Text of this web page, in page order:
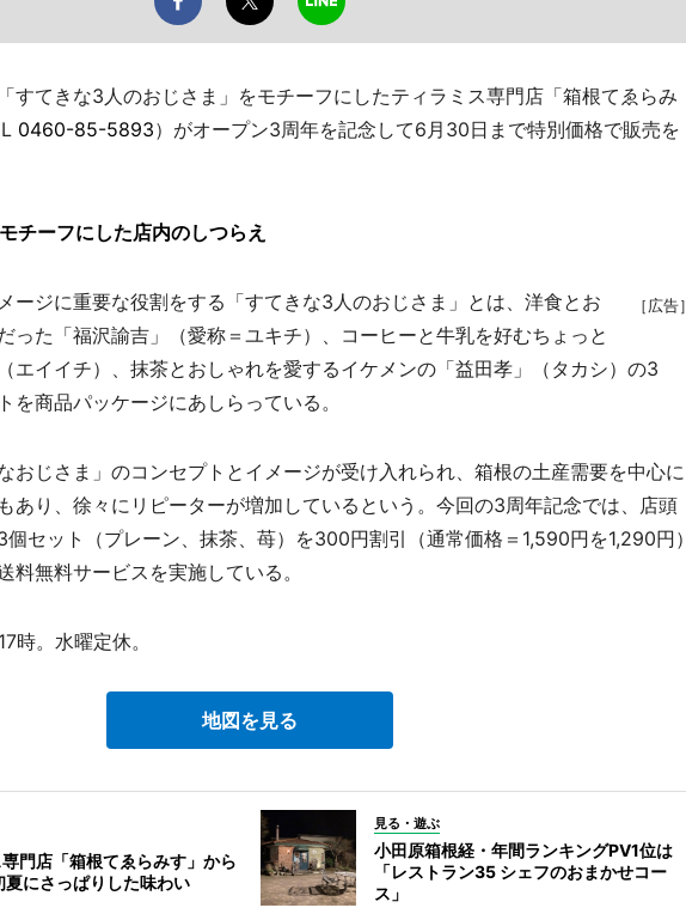
すてきな3人のおじさま」をモチーフにしたティラミス専門店「箱根てゑらみ
0460-85-5893）がオープン3周年を記念して6月30日まで特別価格で販売を
チーフにした店内のしつらえ
［広告］
ージに重要な役割をする「すてきな3人のおじさま」とは、洋食とお
った「福沢諭吉」（愛称＝ユキチ）、コーヒーと牛乳を好むちょっと
エイイチ）、抹茶とおしゃれを愛するイケメンの「益田孝」（タカシ）の3
を商品パッケージにあしらっている。
おじさま」のコンセプトとイメージが受け入れられ、箱根の土産需要を中心に
あり、徐々にリピーターが増加しているという。今回の3周年記念では、店頭
セット（プレーン、抹茶、苺）を300円割引（通常価格＝1,590円を1,290円）
料無料サービスを実施している。
時。水曜定休。
地図を見る
門店「箱根てゑらみす」から
夏にさっぱりした味わい
見る・遊ぶ
小田原箱根経・年間ランキングPV1位は
「レストラン35 シェフのおまかせコー
ス」